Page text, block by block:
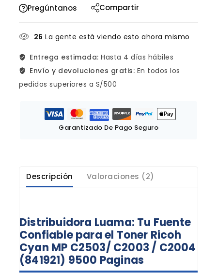
Pregúntanos
Compartir
26 La gente está viendo esto ahora mismo
Entrega estimada: Hasta 4 días hábiles
Envío y devoluciones gratis: En todos los
pedidos superiores a S/500
Garantizado De Pago Seguro
Descripción Valoraciones (2)
Distribuidora Luama: Tu Fuente
Confiable para el Toner Ricoh
Cyan MP C2503/ C2003 / C2004
(841921) 9500 Paginas